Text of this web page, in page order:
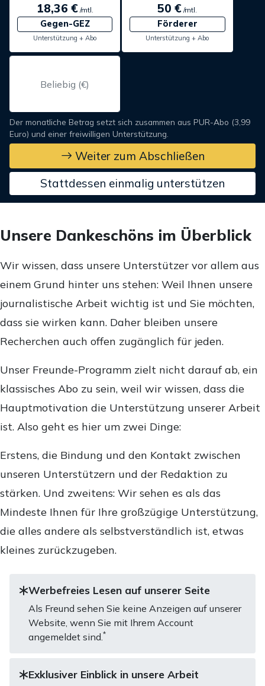
18,36 €/mtl.
Gegen-GEZ
Unterstützung + Abo
50 € /mtl.
Förderer
Unterstützung + Abo
Der monatliche Betrag setzt sich zusammen aus PUR-Abo (3,99
Euro) und einer freiwilligen Unterstützung.
Weiter zum Abschließen
Stattdessen einmalig unterstützen
Unsere Dankeschöns im Überblick
Wir wissen, dass unsere Unterstützer vor allem aus
einem Grund hinter uns stehen: Weil Ihnen unsere
journalistische Arbeit wichtig ist und Sie möchten,
dass sie wirken kann. Daher bleiben unsere
Recherchen auch offen zugänglich für jeden.
Unser Freunde-Programm zielt nicht darauf ab, ein
klassisches Abo zu sein, weil wir wissen, dass die
Hauptmotivation die Unterstützung unserer Arbeit
ist. Also geht es hier um zwei Dinge:
Erstens, die Bindung und den Kontakt zwischen
unseren Unterstützern und der Redaktion zu
stärken. Und zweitens: Wir sehen es als das
Mindeste Ihnen für Ihre großzügige Unterstützung,
die alles andere als selbstverständlich ist, etwas
kleines zurückzugeben.
Werbefreies Lesen auf unserer Seite
Als Freund sehen Sie keine Anzeigen auf unserer
Website, wenn Sie mit Ihrem Account
angemeldet sind.*
Exklusiver Einblick in unsere Arbeit